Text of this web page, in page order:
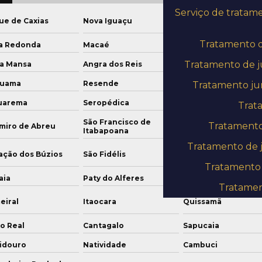
Serviço de
Tratamento
Tratamento de
Tratamento
Tratamento de
Tratamento
de Caxias Nova Iguaçu
Campos dos
Redonda Macaé
Mansa Angra dos Reis Mesquita
Resende Itaguaí
Seropédica
de Abreu
São Francisco de
Itabapoana
dos Búzios São Fidélis
Paty do Alferes
Itaocara Quissamã
Real Cantagalo Sapucaia
Natividade Cambuci